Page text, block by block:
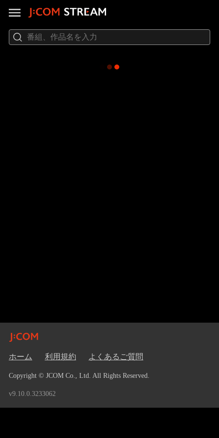
ホーム 利用規約 よくあるご質問
Copyright © JCOM Co., Ltd. All Rights Reserved.
v9.10.0.3233062